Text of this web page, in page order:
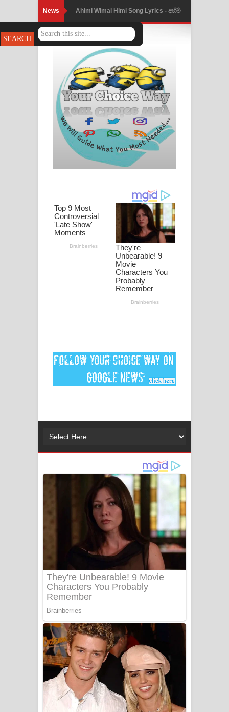
News Ahimi Wimai Himi Song Lyrics - අහිමි
විමයි හිමි ගීතයේ පද පෙළ
Mathaka Parana Song Lyrics - මතක
පාරනා ගීතයේ පද පෙළ
Nimnadhen Song Lyrics - නිම්නාදෙන්
ගීතයේ පද පෙළ
Obamai Mage Adare Song Lyrics -
ඔබමයි මගේ ආදරේ ගීතයේ පද පෙළ
ගීතයේ පද පෙළ
Ankeliya Song Lyrics - අංකෙළිය ගීතයේ
පද පෙළ
DEAR GOD Song Lyrics - ඩියර් ගෝඩ්
Dai Dai Lyrics - Shakira, Burna Boy |
2026 football world cup song lyrics
අම්මා ගීතයේ පද පෙළ
Niwuna Numba Hinda Song Lyrics -
නිවුනා නුඹ හින්දා ගීතයේ පද පෙළ
Numba Dun Aadare Song Lyrics - නුඹ
දුන් ආදරේ ගීතයේ පද පෙළ
Liyamuda Dan Anagathe Song Lyrics
- ලියමුද දැන් අනාගතේ ගීතයේ පද පෙළ
Doni Song Lyrics - දෝණි ගීතයේ පද
පෙළ
Benthara Palame Song Lyrics -
බෙන්තර පාලමේ ගීතයේ පද පෙළ
Sanda Babalena Song Lyrics - සඳ